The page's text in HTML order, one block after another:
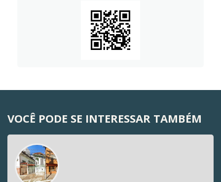
VOCÊ PODE SE INTERESSAR TAMBÉM